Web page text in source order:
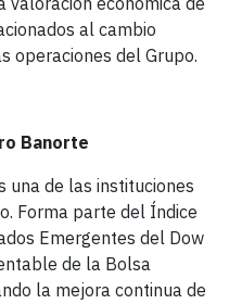
al cambio
operaciones del Grupo.
Banorte
una de las instituciones
Forma parte del Índice
Emergentes del Dow
de la Bolsa
la mejora continua de